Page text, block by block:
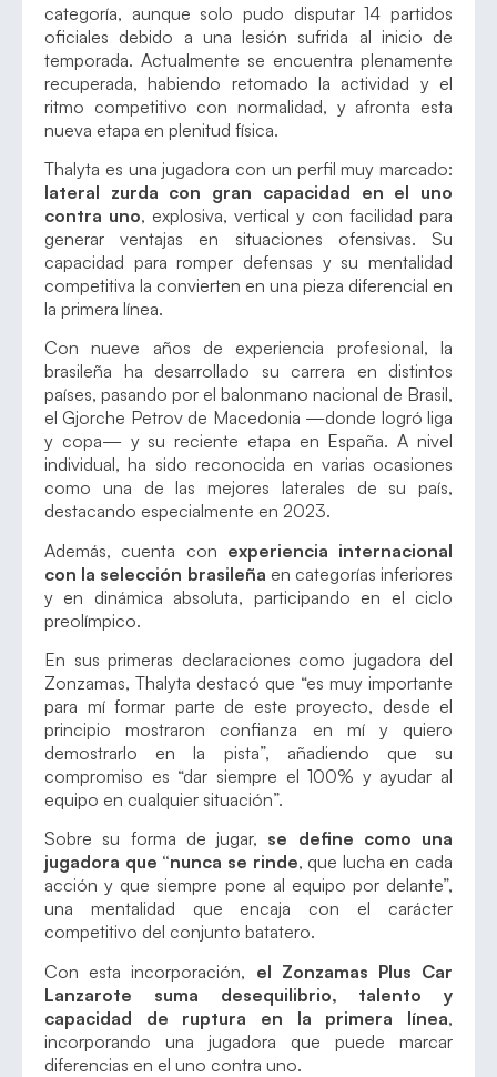
categoría, aunque solo pudo disputar 14 partidos
oficiales debido a una lesión sufrida al inicio de
temporada. Actualmente se encuentra plenamente
recuperada, habiendo retomado la actividad y el
ritmo competitivo con normalidad, y afronta esta
nueva etapa en plenitud física.
Thalyta es una jugadora con un perfil muy marcado:
lateral zurda con gran capacidad en el uno
contra uno, explosiva, vertical y con facilidad para
generar ventajas en situaciones ofensivas. Su
capacidad para romper defensas y su mentalidad
competitiva la convierten en una pieza diferencial en
la primera línea.
Con nueve años de experiencia profesional, la
brasileña ha desarrollado su carrera en distintos
países, pasando por el balonmano nacional de Brasil,
el Gjorche Petrov de Macedonia —donde logró liga
y copa— y su reciente etapa en España. A nivel
individual, ha sido reconocida en varias ocasiones
como una de las mejores laterales de su país,
destacando especialmente en 2023.
Además, cuenta con experiencia internacional
con la selección brasileña en categorías inferiores
y en dinámica absoluta, participando en el ciclo
preolímpico.
En sus primeras declaraciones como jugadora del
Zonzamas, Thalyta destacó que “es muy importante
para mí formar parte de este proyecto, desde el
principio mostraron confianza en mí y quiero
demostrarlo en la pista”, añadiendo que su
compromiso es “dar siempre el 100% y ayudar al
equipo en cualquier situación”.
Sobre su forma de jugar, se define como una
jugadora que “nunca se rinde, que lucha en cada
acción y que siempre pone al equipo por delante”,
una mentalidad que encaja con el carácter
competitivo del conjunto batatero.
Con esta incorporación, el Zonzamas Plus Car
Lanzarote suma desequilibrio, talento y
capacidad de ruptura en la primera línea,
incorporando una jugadora que puede marcar
diferencias en el uno contra uno.